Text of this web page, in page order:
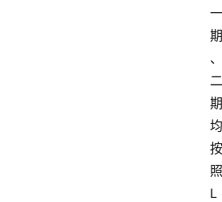
一
期
、
二
期
均
按
照
L